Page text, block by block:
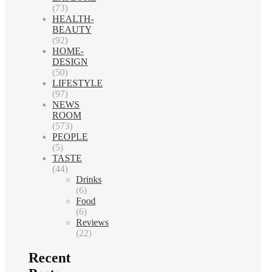
(73)
HEALTH-
BEAUTY
(92)
HOME-
DESIGN
(50)
LIFESTYLE
(97)
NEWS
ROOM
(573)
PEOPLE
(5)
TASTE
(44)
Drinks
(6)
Food
(6)
Reviews
(22)
Recent